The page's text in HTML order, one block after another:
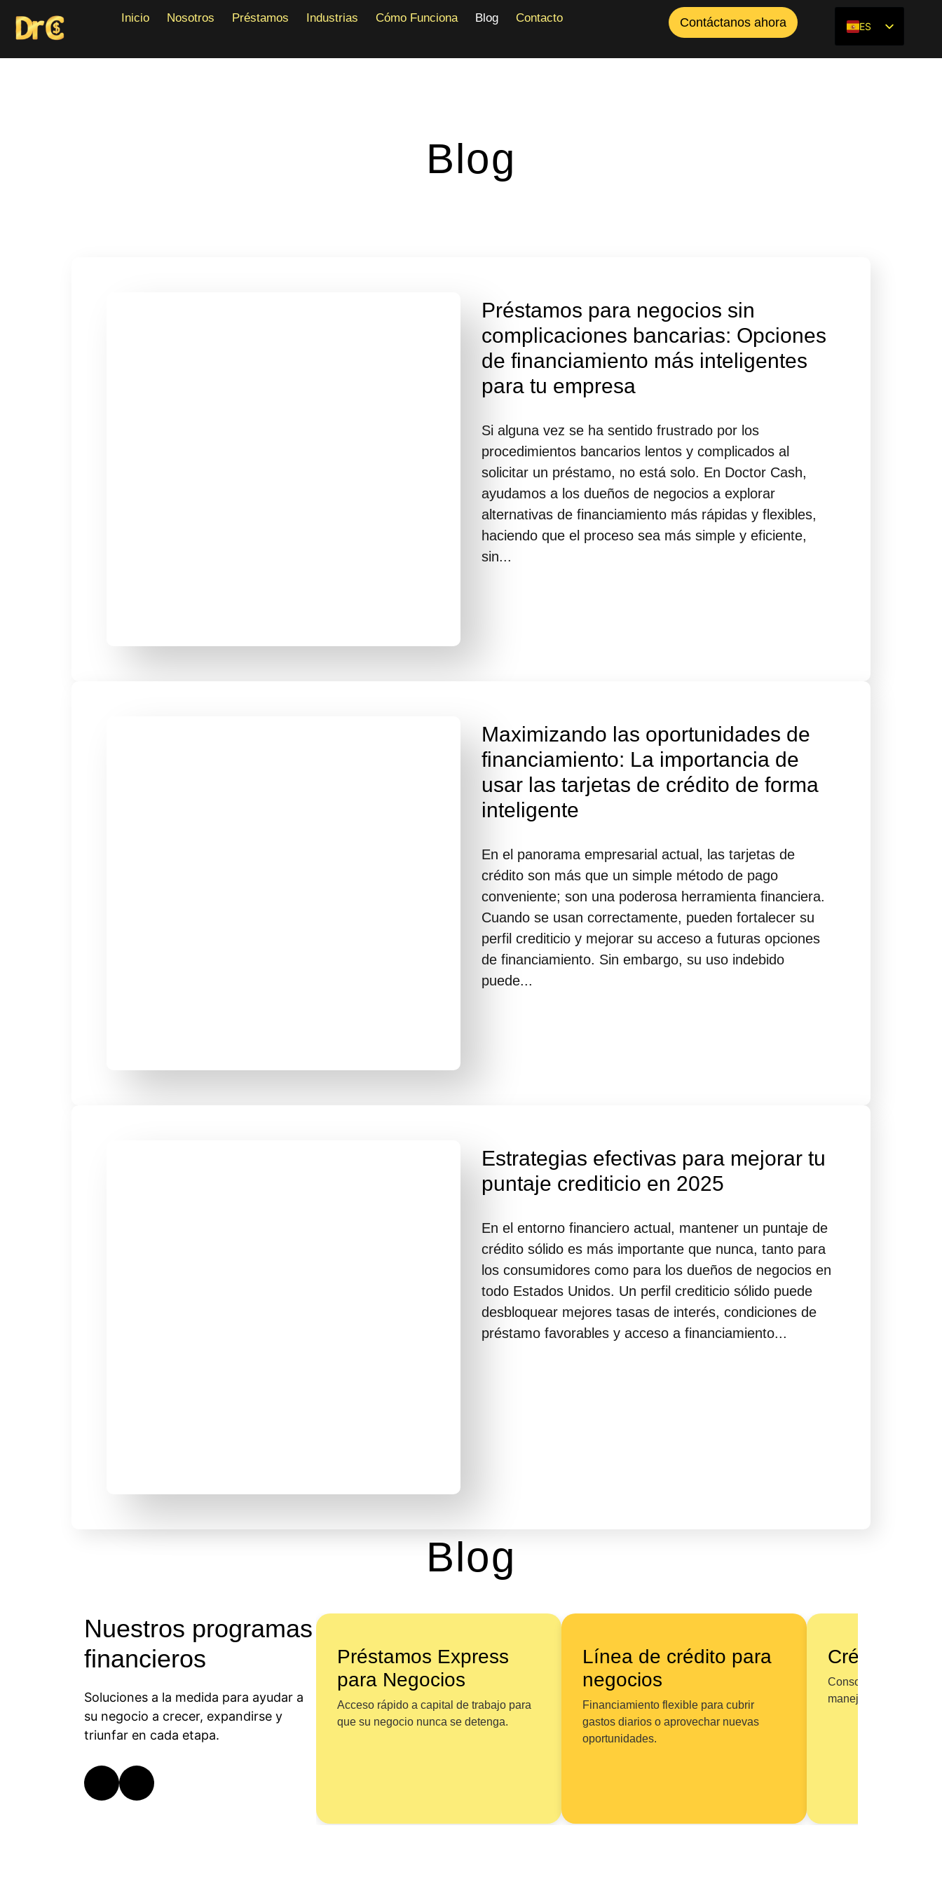
Inicio Nosotros Préstamos Industrias Cómo Funciona Blog Contacto Contáctanos ahora
ES
Llama ahora! 1 (888) 525-2018
Blog
Préstamos para negocios sin
complicaciones bancarias: Opciones
de financiamiento más inteligentes
para tu empresa
Si alguna vez se ha sentido frustrado por los
procedimientos bancarios lentos y complicados al
solicitar un préstamo, no está solo. En Doctor Cash,
ayudamos a los dueños de negocios a explorar
alternativas de financiamiento más rápidas y flexibles,
haciendo que el proceso sea más simple y eficiente,
sin...
Maximizando las oportunidades de
financiamiento: La importancia de
usar las tarjetas de crédito de forma
inteligente
En el panorama empresarial actual, las tarjetas de
crédito son más que un simple método de pago
conveniente; son una poderosa herramienta financiera.
Cuando se usan correctamente, pueden fortalecer su
perfil crediticio y mejorar su acceso a futuras opciones
de financiamiento. Sin embargo, su uso indebido
puede...
Estrategias efectivas para mejorar tu
puntaje crediticio en 2025
En el entorno financiero actual, mantener un puntaje de
crédito sólido es más importante que nunca, tanto para
los consumidores como para los dueños de negocios en
todo Estados Unidos. Un perfil crediticio sólido puede
desbloquear mejores tasas de interés, condiciones de
préstamo favorables y acceso a financiamiento...
Blog
Nuestros programas
financieros
Soluciones a la medida para ayudar a
su negocio a crecer, expandirse y
triunfar en cada etapa.
Préstamos Express
para Negocios
Acceso rápido a capital de trabajo para
que su negocio nunca se detenga.
Línea de crédito para
negocios
Financiamiento flexible para cubrir
gastos diarios o aprovechar nuevas
oportunidades.
Crédito
Consolide deudas en
manejable con